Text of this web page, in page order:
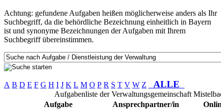
Achtung: gefundene Aufgaben heißen möglicherweise anders als Ihr
Suchbegriff, da die behördliche Bezeichnung einheitlich in Bayern
ist und synonyme Bezeichnungen der Aufgaben mit Ihrem
Suchbegriff übereinstimmen.
A B D E F G H I J K L M O P R S T V W Z ALLE
Aufgabenliste der Verwaltungsgemeinschaft
Aufgabe
Ansprechpartner/in